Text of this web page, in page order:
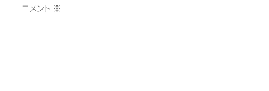
コメント ※